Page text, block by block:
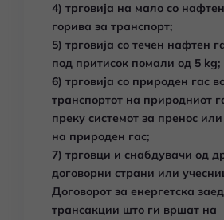
4) трговија на мало со
горива за транспорт;
5) трговија со течен нафтен
под притисок помали од 5 kg;
6) трговија со природен гас
транспортот на природниот
преку системот за пренос
на природен гас;
7) трговци и снабдувачи од
договорни страни или
Договорот за енергетска
трансакции што ги вршат на